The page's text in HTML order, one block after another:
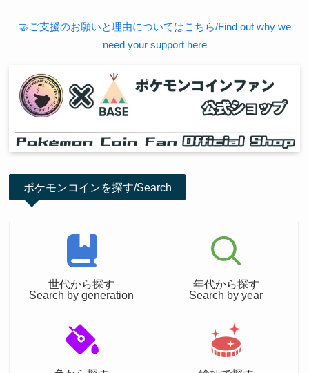
🤝ご支援のお願いと理由についてはこちら/Find out why we
need your support here
ポケモンコインを探す/Search
世代から探す
Search by generation
年代から探す
Search by year